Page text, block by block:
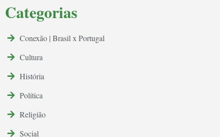
Categorias
Conexão | Brasil x Portugal
Cultura
História
Política
Religião
Social